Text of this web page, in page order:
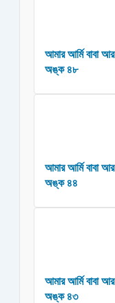
আমার আর্মি বাবা
অঙ্ক ৪৮
আমার আর্মি বাবা
অঙ্ক ৪৪
আমার আর্মি বাবা
অঙ্ক ৪৩